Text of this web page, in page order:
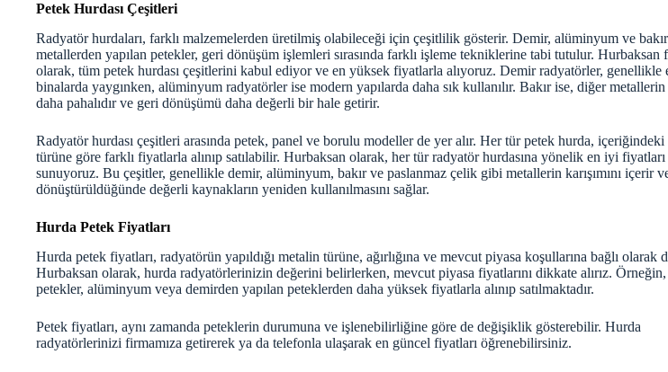
Petek Hurdası Çeşitleri
Radyatör hurdaları, farklı malzemelerden üretilmiş olabileceği için çeşitlilik gösterir. Demir, alüminyum ve
metallerden yapılan petekler, geri dönüşüm işlemleri sırasında farklı işleme tekniklerine tabi tutulur. Hurbaksan
olarak, tüm petek hurdası çeşitlerini kabul ediyor ve en yüksek fiyatlarla alıyoruz. Demir radyatörler, genellikle
binalarda yaygınken, alüminyum radyatörler ise modern yapılarda daha sık kullanılır. Bakır ise, diğer
daha pahalıdır ve geri dönüşümü daha değerli bir hale getirir.
Radyatör hurdası çeşitleri arasında petek, panel ve borulu modeller de yer alır. Her tür petek hurda, içeriğindeki
türüne göre farklı fiyatlarla alınıp satılabilir. Hurbaksan olarak, her tür radyatör hurdasına yönelik en iyi fiyatları
sunuyoruz. Bu çeşitler, genellikle demir, alüminyum, bakır ve paslanmaz çelik gibi metallerin karışımını içerir
dönüştürüldüğünde değerli kaynakların yeniden kullanılmasını sağlar.
Hurda Petek Fiyatları
Hurda petek fiyatları, radyatörün yapıldığı metalin türüne, ağırlığına ve mevcut piyasa koşullarına bağlı olarak
Hurbaksan olarak, hurda radyatörlerinizin değerini belirlerken, mevcut piyasa fiyatlarını dikkate alırız. Örneğin,
petekler, alüminyum veya demirden yapılan peteklerden daha yüksek fiyatlarla alınıp satılmaktadır.
Petek fiyatları, aynı zamanda peteklerin durumuna ve işlenebilirliğine göre de değişiklik gösterebilir. Hurda
radyatörlerinizi firmamıza getirerek ya da telefonla ulaşarak en güncel fiyatları öğrenebilirsiniz.